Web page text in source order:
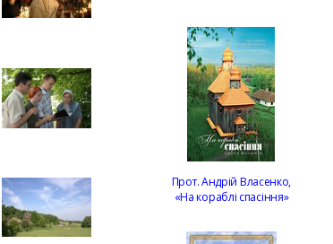
Прот. Андрій Власенко,
«На кораблі спасіння»